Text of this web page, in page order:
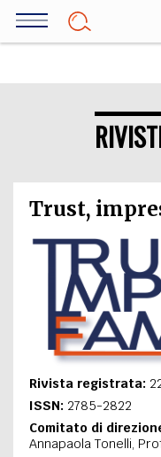
Salta
FILODIRITTO REDAZIONE
FOTOGRAFI
CODICI RUBRICHE LIBRI
Trust,
Rivista registrata:
ISSN: 2785-2822
Comitato di
Annapaola Tonelli,